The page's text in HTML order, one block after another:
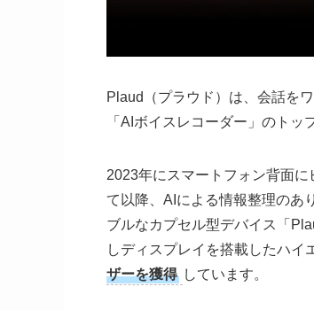
Plaud（プラウド）は、会話を
「AIボイスレコーダー」のトッ
2023年にスマートフォン背面
て以降、AIによる情報整理のあ
ブルなカプセル型デバイス「
しディスプレイを搭載したハイ
ザーを獲得 しています。